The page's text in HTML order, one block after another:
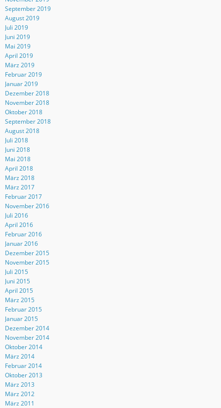
September 2019
August 2019
Juli 2019
Juni 2019
Mai 2019
April 2019
März 2019
Februar 2019
Januar 2019
Dezember 2018
November 2018
Oktober 2018
September 2018
August 2018
Juli 2018
Juni 2018
Mai 2018
April 2018
März 2018
März 2017
Februar 2017
November 2016
Juli 2016
April 2016
Februar 2016
Januar 2016
Dezember 2015
November 2015
Juli 2015
Juni 2015
April 2015
März 2015
Februar 2015
Januar 2015
Dezember 2014
November 2014
Oktober 2014
März 2014
Februar 2014
Oktober 2013
März 2013
März 2012
März 2011